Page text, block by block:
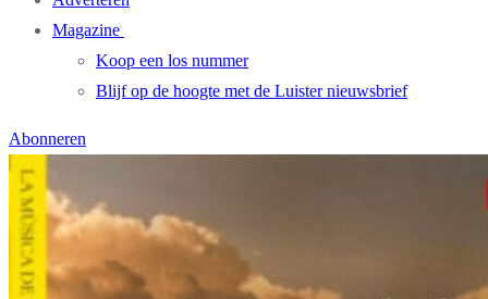
Magazine
Koop een los nummer
Blijf op de hoogte met de Luister nieuwsbrief
Abonneren